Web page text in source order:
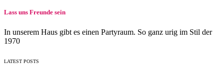
Lass uns Freunde sein
In unserem Haus gibt es einen Partyraum. So ganz urig im Stil der
1970
LATEST POSTS